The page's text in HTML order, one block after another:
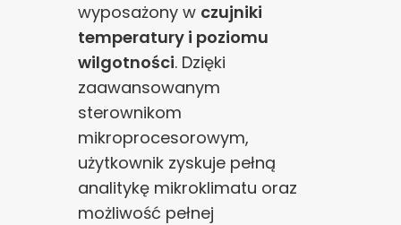
wyposażony w czujniki
temperatury i poziomu
wilgotności. Dzięki
zaawansowanym
sterownikom
mikroprocesorowym,
użytkownik zyskuje pełną
analitykę mikroklimatu oraz
możliwość pełnej